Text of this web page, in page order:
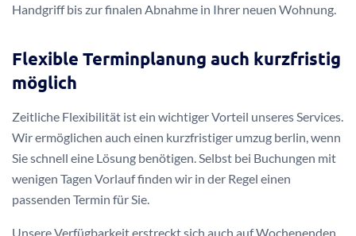
Handgriff bis zur finalen Abnahme in Ihrer neuen Wohnung.
Flexible Terminplanung auch kurzfristig
möglich
Zeitliche Flexibilität ist ein wichtiger Vorteil unseres Services.
Wir ermöglichen auch einen kurzfristiger umzug berlin, wenn
Sie schnell eine Lösung benötigen. Selbst bei Buchungen mit
wenigen Tagen Vorlauf finden wir in der Regel einen
passenden Termin für Sie.
Unsere Verfügbarkeit erstreckt sich auch auf Wochenenden